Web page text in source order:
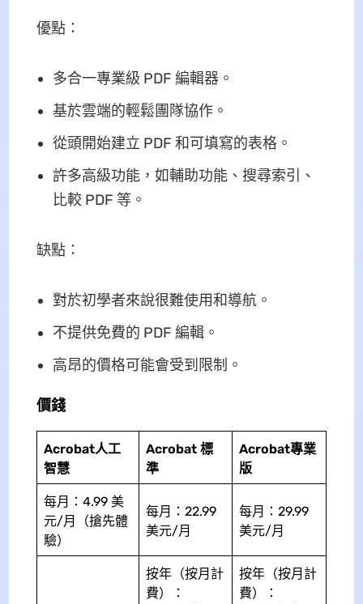
優點：
多合一專業級 PDF 編輯器。
基於雲端的輕鬆團隊協作。
從頭開始建立 PDF 和可填寫的表格。
許多高級功能，如輔助功能、搜尋索引、
比較 PDF 等。
缺點：
對於初學者來說很難使用和導航。
不提供免費的 PDF 編輯。
高昂的價格可能會受到限制。
價錢
Acrobat人工
智慧
Acrobat 標
準
Acrobat專業
版
每月：4.99 美
元/月（搶先體
驗）
每月：22.99
美元/月
每月：29.99
美元/月
按年（按月計
費）：
按年（按月計
費）：